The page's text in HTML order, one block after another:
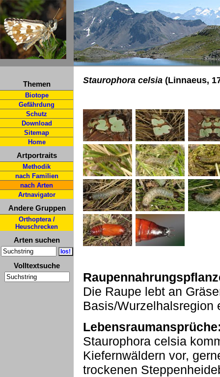
Themen
Biotope
Gefährdung
Schutz
Download
Sitemap
Home
Artportraits
Methodik
nach Familien
nach Arten
Artnavigator
Andere Gruppen
Orthoptera /
Heuschrecken
Arten suchen
Volltextsuche
Staurophora celsia (Linnaeus,
Die Raupe lebt an
Basis/Wurzelhalsregion
Staurophora celsia
Kiefernwäldern vor,
trockenen